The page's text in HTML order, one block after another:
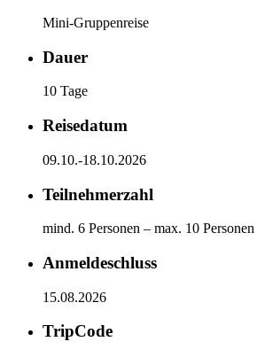
Mini-Gruppenreise
Dauer
10 Tage
Reisedatum
09.10.-18.10.2026
Teilnehmerzahl
mind. 6 Personen – max. 10 Personen
Anmeldeschluss
15.08.2026
TripCode